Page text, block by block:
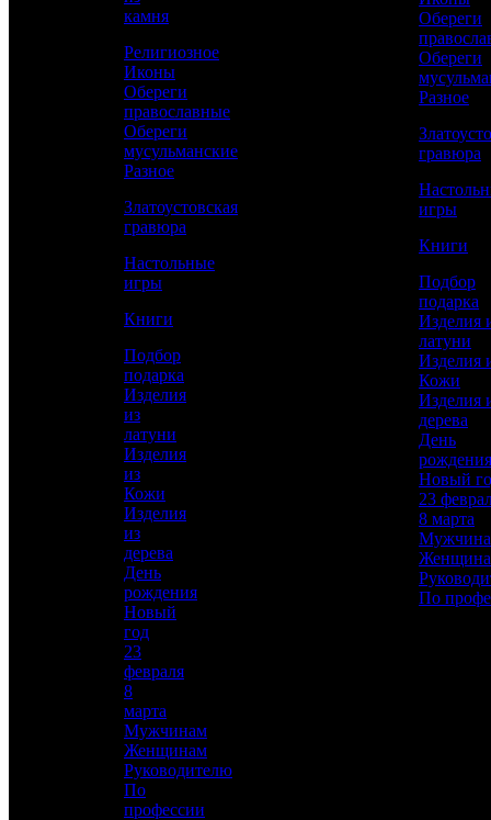
Сравнить товар
Рассчитать доставку СДЭК
РАССЧИТАТЬ
Длина клинка
Ширина клинка
Толщина клинка
Слесарные, Полировка, Рисовка кистью,
Кожа, Сталь «95х18», Береста
Для добавления товара в избранное, пожалуйста,
камня
Религиозное
Иконы
Обереги
православные
Обереги
мусульманские
Разное
Златоустовская
гравюра
Настольные
игры
Книги
Подбор
подарка
Изделия
из
латуни
Изделия
из
Кожи
Изделия
из
дерева
День
рождения
Новый
год
23
февраля
8
марта
Мужчинам
Женщинам
Руководителю
По
профессии
Обереги
Обереги
Разное
гравюра
игры
Книги
Подбор
подарка
Изделия
латуни
Изделия
Кожи
Изделия
дерева
День
рождения
Новый
23
8 марта
По